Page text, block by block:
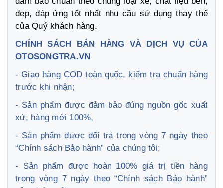
đẹp, đáp ứng tốt nhất nhu cầu sử dụng thay thế
của Quý khách hàng.
CHÍNH SÁCH BÁN HÀNG VÀ DỊCH VỤ CỦA
OTOSONGTRA.VN
- Giao hàng COD toàn quốc, kiểm tra chuẩn hàng
trước khi nhận;
- Sản phẩm được đảm bảo đúng nguồn gốc xuất
xứ, hàng mới 100%,
- Sản phẩm được đổi trả trong vòng 7 ngày theo
“Chính sách Bảo hành” của chúng tôi;
- Sản phẩm được hoàn 100% giá trị tiền hàng
trong vòng 7 ngày theo “Chính sách Bảo hành”